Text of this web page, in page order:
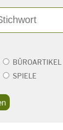
BÜROARTIKEL
SPIELE